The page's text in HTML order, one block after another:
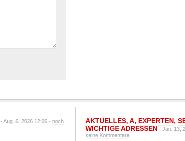
- Aug. 6, 2026 12:06 - noch
AKTUELLES, A, EXPERTEN,
WICHTIGE ADRESSEN - Jan. 13,
keine Kommentare